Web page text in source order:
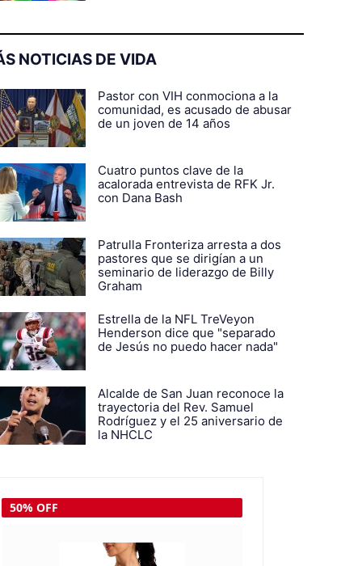
NOTICIAS DE VIDA
Pastor con VIH conmociona a la
comunidad, es acusado de abusar
de un joven de 14 años
Cuatro puntos clave de la
acalorada entrevista de RFK Jr.
con Dana Bash
Patrulla Fronteriza arresta a dos
pastores que se dirigían a un
seminario de liderazgo de Billy
Graham
Estrella de la NFL TreVeyon
Henderson dice que "separado
de Jesús no puedo hacer nada"
Alcalde de San Juan reconoce la
trayectoria del Rev. Samuel
Rodríguez y el 25 aniversario de
la NHCLC
50% OFF
50% OFF